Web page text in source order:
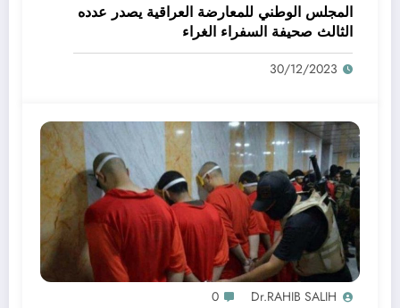
المجلس الوطني للمعارضة العراقية يصدر عدده
الثالث صحيفة السفراء الغراء
30/12/2023
Dr.RAHIB SALIH
0